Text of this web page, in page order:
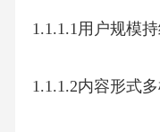
1.1.1.1用户规模
1.1.1.2内容形式